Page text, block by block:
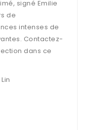
signé Emilie
de
intenses de
Contactez-
dans ce